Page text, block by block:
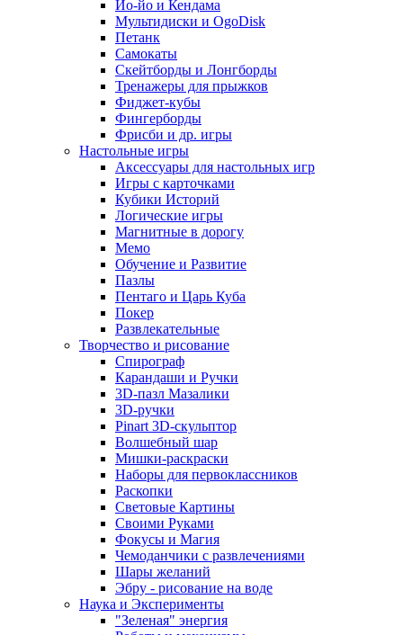
Йо-йо и Кендама
Мультидиски и OgoDisk
Петанк
Самокаты
Скейтборды и Лонгборды
Тренажеры для прыжков
Фиджет-кубы
Фингерборды
Фрисби и др. игры
Настольные игры
Аксессуары для настольных игр
Игры с карточками
Кубики Историй
Логические игры
Магнитные в дорогу
Мемо
Обучение и Развитие
Пазлы
Пентаго и Царь Куба
Покер
Развлекательные
Творчество и рисование
Спирограф
Карандаши и Ручки
3D-пазл Мазалики
3D-ручки
Pinart 3D-скульптор
Волшебный шар
Мишки-раскраски
Наборы для первоклассников
Раскопки
Световые Картины
Своими Руками
Фокусы и Магия
Чемоданчики с развлечениями
Шары желаний
Эбру - рисование на воде
Наука и Эксперименты
"Зеленая" энергия